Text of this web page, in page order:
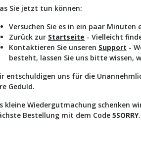
Sie jetzt tun können:
Versuchen Sie es in ein paar Minuten
Zurück zur Startseite - Vielleicht
Kontaktieren Sie unseren Support -
besteht, lassen Sie uns bitte wissen,
entschuldigen uns für die
Geduld.
kleine Wiedergutmachung schenken
Bestellung mit dem Code 5SORRY.